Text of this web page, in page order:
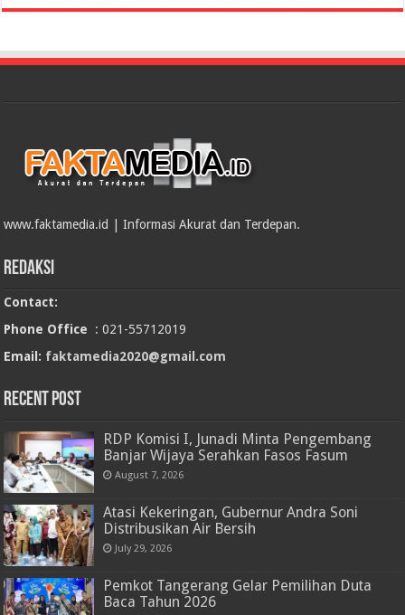
www.faktamedia.id | Informasi Akurat dan Terdepan.
Redaksi
Contact:
Phone Office : 021-55712019
Email: faktamedia2020@gmail.com
RECENT POST
RDP Komisi I, Junadi Minta Pengembang
Banjar Wijaya Serahkan Fasos Fasum
August 7, 2026
Atasi Kekeringan, Gubernur Andra Soni
Distribusikan Air Bersih
July 29, 2026
Pemkot Tangerang Gelar Pemilihan Duta
Baca Tahun 2026